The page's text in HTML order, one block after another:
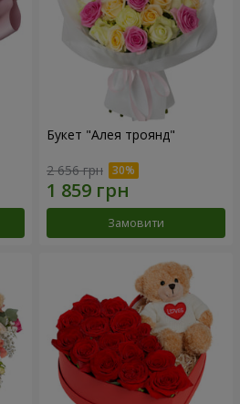
Букет "Алея троянд"
2 656 грн
Замовити